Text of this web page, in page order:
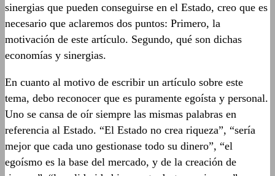
sinergias que pueden conseguirse en el Estado, creo que es
necesario que aclaremos dos puntos: Primero, la
motivación de este artículo. Segundo, qué son dichas
economías y sinergias.
En cuanto al motivo de escribir un artículo sobre este
tema, debo reconocer que es puramente egoísta y personal.
Uno se cansa de oír siempre las mismas palabras en
referencia al Estado. “El Estado no crea riqueza”, “sería
mejor que cada uno gestionase todo su dinero”, “el
egoísmo es la base del mercado, y de la creación de